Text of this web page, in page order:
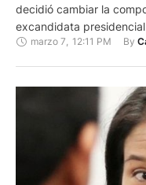
decidió cambiar la
excandidata
de activos a partir del
marzo 7 12:11 PM By